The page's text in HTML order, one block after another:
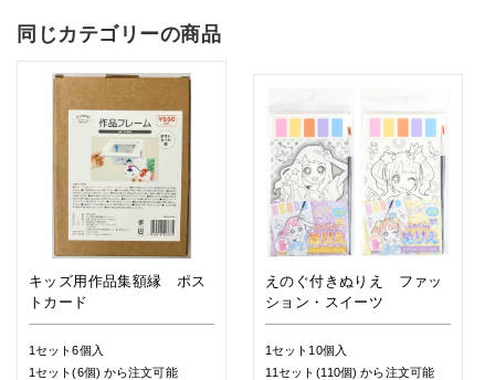
同じカテゴリーの商品
キッズ用作品集額縁 ポス
トカード
1セット6個入
1セット(6個) から注文可能
えのぐ付きぬりえ ファッ
ション・スイーツ
1セット10個入
11セット(110個)から注文可能